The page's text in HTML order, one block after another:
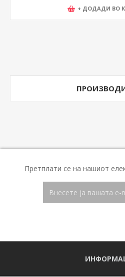
+ ДОДАДИ ВО
Претплати се на нашиот